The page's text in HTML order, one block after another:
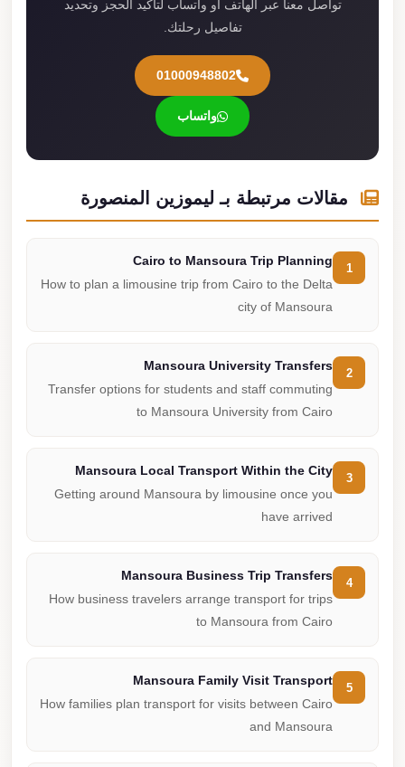
تواصل معنا عبر الهاتف أو واتساب لتأكيد الحجز وتحديد
تفاصيل رحلتك.
01000948802
واتساب
مقالات مرتبطة بـ ليموزين المنصورة
Cairo to Mansoura Trip Planning
How to plan a limousine trip from Cairo to the Delta
city of Mansoura
Mansoura University Transfers
Transfer options for students and staff commuting
to Mansoura University from Cairo
Mansoura Local Transport Within the City
Getting around Mansoura by limousine once you
have arrived
Mansoura Business Trip Transfers
How business travelers arrange transport for trips
to Mansoura from Cairo
Mansoura Family Visit Transport
How families plan transport for visits between Cairo
and Mansoura